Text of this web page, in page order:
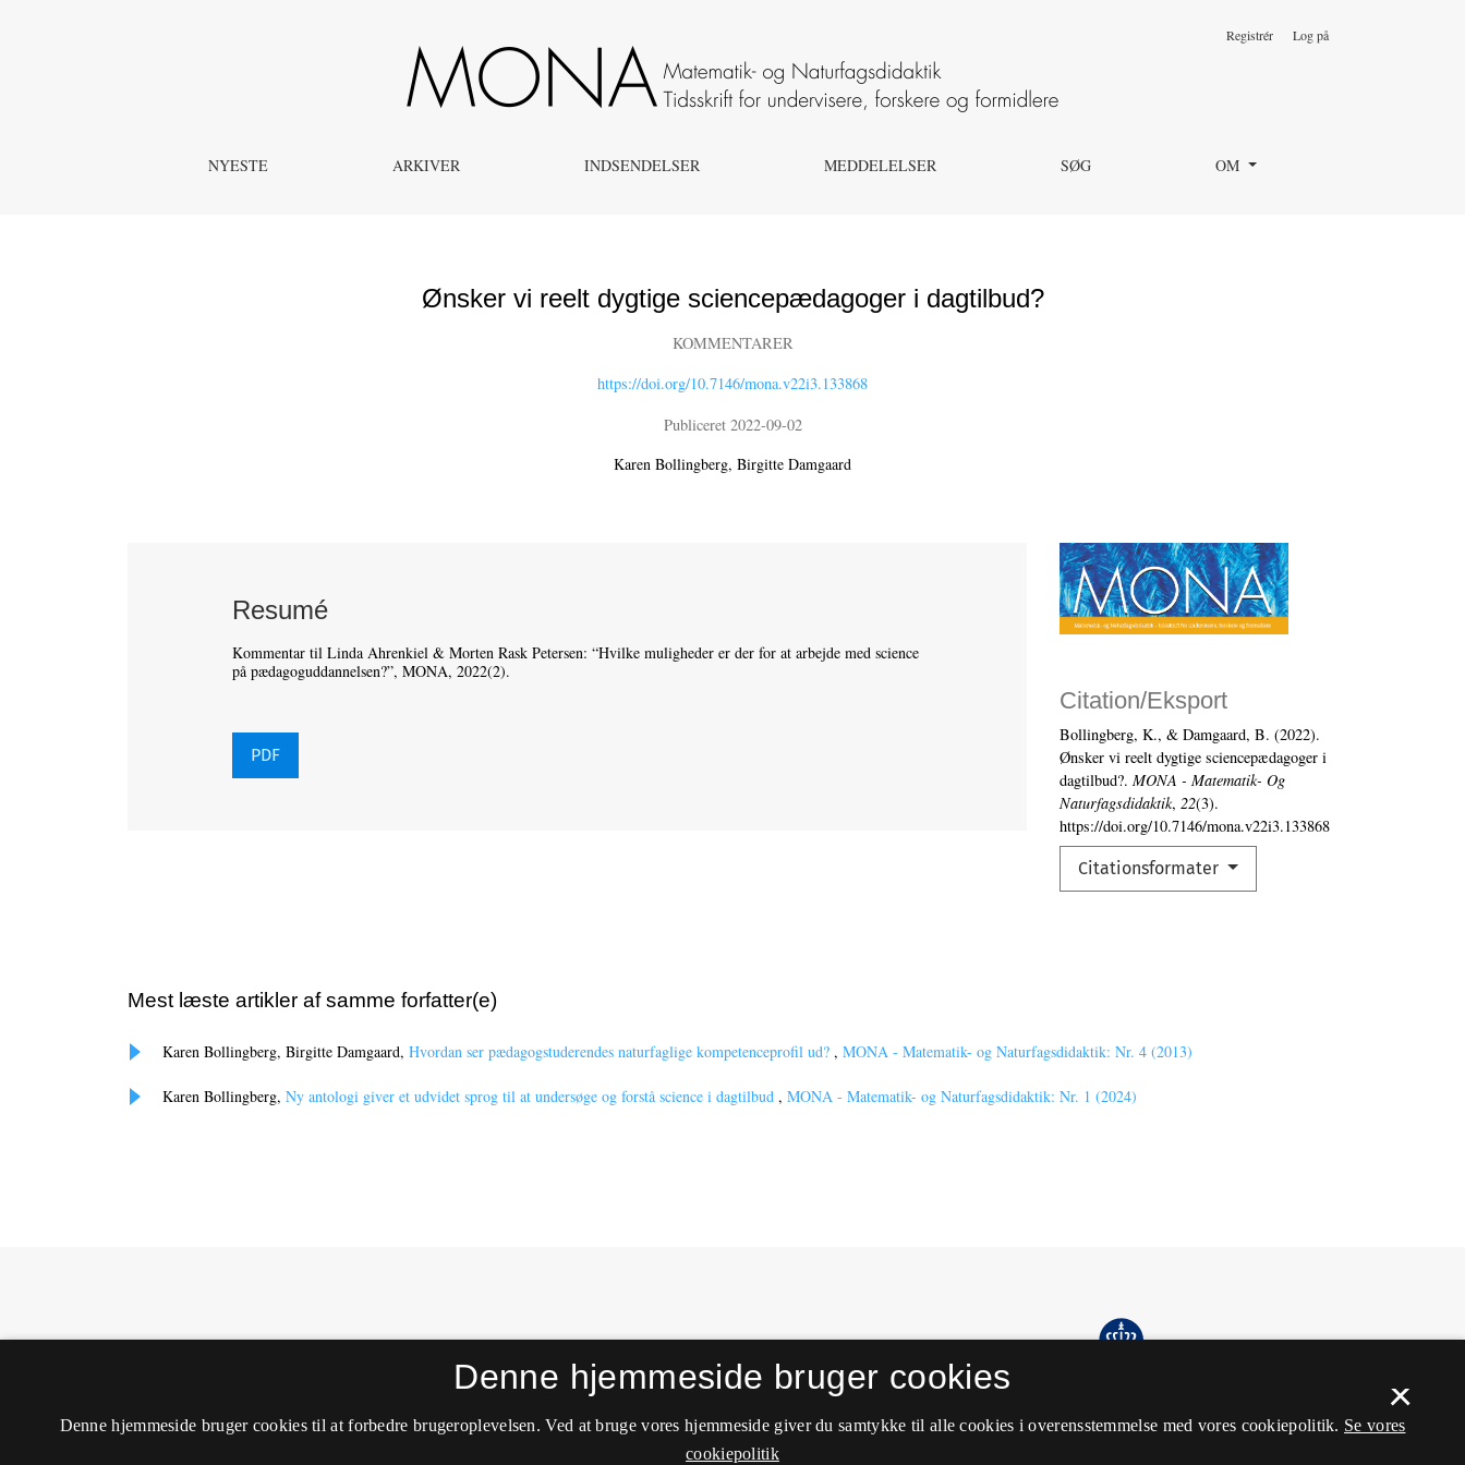
Ønsker vi reelt dygtige sciencepædagoger i dagtilbud?
NYESTE ARKIVER INDSENDELSER MEDDELELSER SØG OM
Registrér Log på
Ønsker vi reelt dygtige sciencepædagoger i dagtilbud?
KOMMENTARER
https://doi.org/10.7146/mona.v22i3.133868
Publiceret 2022-09-02
Karen Bollingberg Birgitte Damgaard
Citation/Eksport
Bollingberg, K., & Damgaard, B. (2022).
Ønsker vi reelt dygtige sciencepædagoger i
dagtilbud?. MONA - Matematik- Og
Naturfagsdidaktik, 22(3).
https://doi.org/10.7146/mona.v22i3.133868
Citationsformater
Resumé
Kommentar til Linda Ahrenkiel & Morten Rask Petersen: “Hvilke muligheder er der for at arbejde med science
på pædagoguddannelsen?”, MONA, 2022(2).
PDF
Mest læste artikler af samme forfatter(e)
Karen Bollingberg, Birgitte Damgaard, Hvordan ser pædagogstuderendes naturfaglige kompetenceprofil ud? , MONA - Matematik- og Naturfagsdidaktik: Nr. 4 (2013)
Karen Bollingberg, Ny antologi giver et udvidet sprog til at undersøge og forstå science i dagtilbud , MONA - Matematik- og Naturfagsdidaktik: Nr. 1 (2024)
Tilgængelighedserklæring
×
Denne hjemmeside bruger cookies
Denne hjemmeside bruger cookies til at forbedre brugeroplevelsen. Ved at bruge vores hjemmeside giver du samtykke til alle cookies i overensstemmelse med vores cookiepolitik. Se vores
cookiepolitik